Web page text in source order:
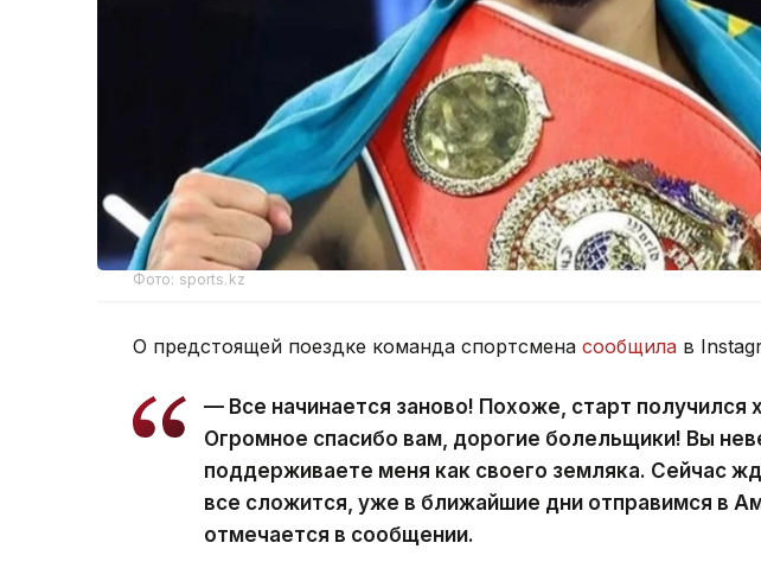
Фото: sports.kz
О предстоящей поездке команда спортсмена сообщила в
— Все начинается заново! Похоже, старт получился
Огромное спасибо вам, дорогие болельщики! Вы
поддерживаете меня как своего земляка. Сейчас
все сложится, уже в ближайшие дни отправимся в
отмечается в сообщении.